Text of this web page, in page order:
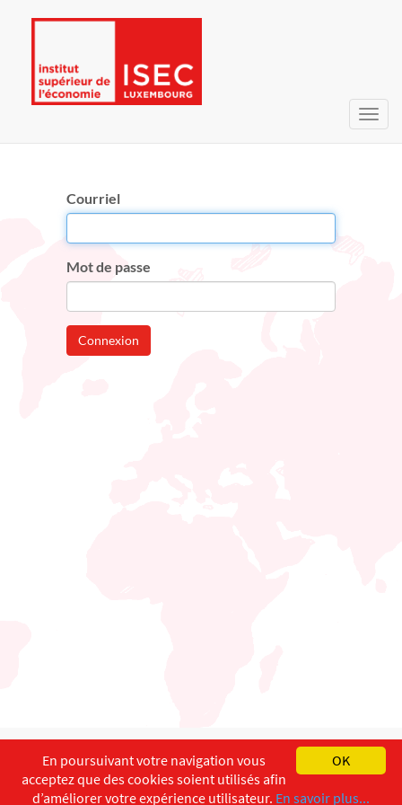
Courriel
Mot de passe
Connexion
English Français
Copyright ©ISEC-AdW Aspects légaux
OK
En poursuivant votre navigation vous
acceptez que des cookies soient utilisés afin
d’améliorer votre expérience utilisateur. En savoir plus...